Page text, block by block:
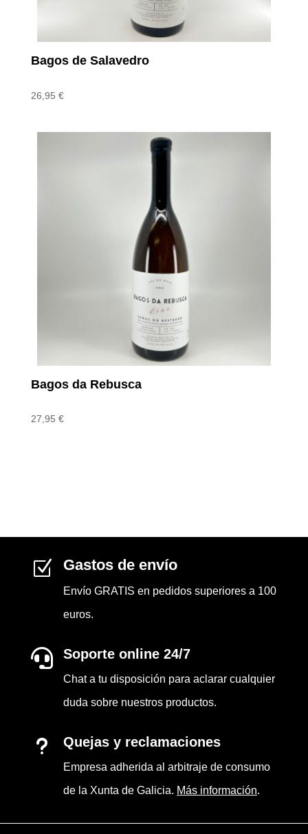
Bagos de Salavedro
26,95 €
Bagos da Rebusca
27,95 €
Z Gastos de envío
Envío GRATIS en pedidos superiores a 100
euros.
 Soporte online 24/7
Chat a tu disposición para aclarar cualquier
duda sobre nuestros productos.
u Quejas y reclamaciones
Empresa adherida al arbitraje de consumo
de la Xunta de Galicia. Más información.